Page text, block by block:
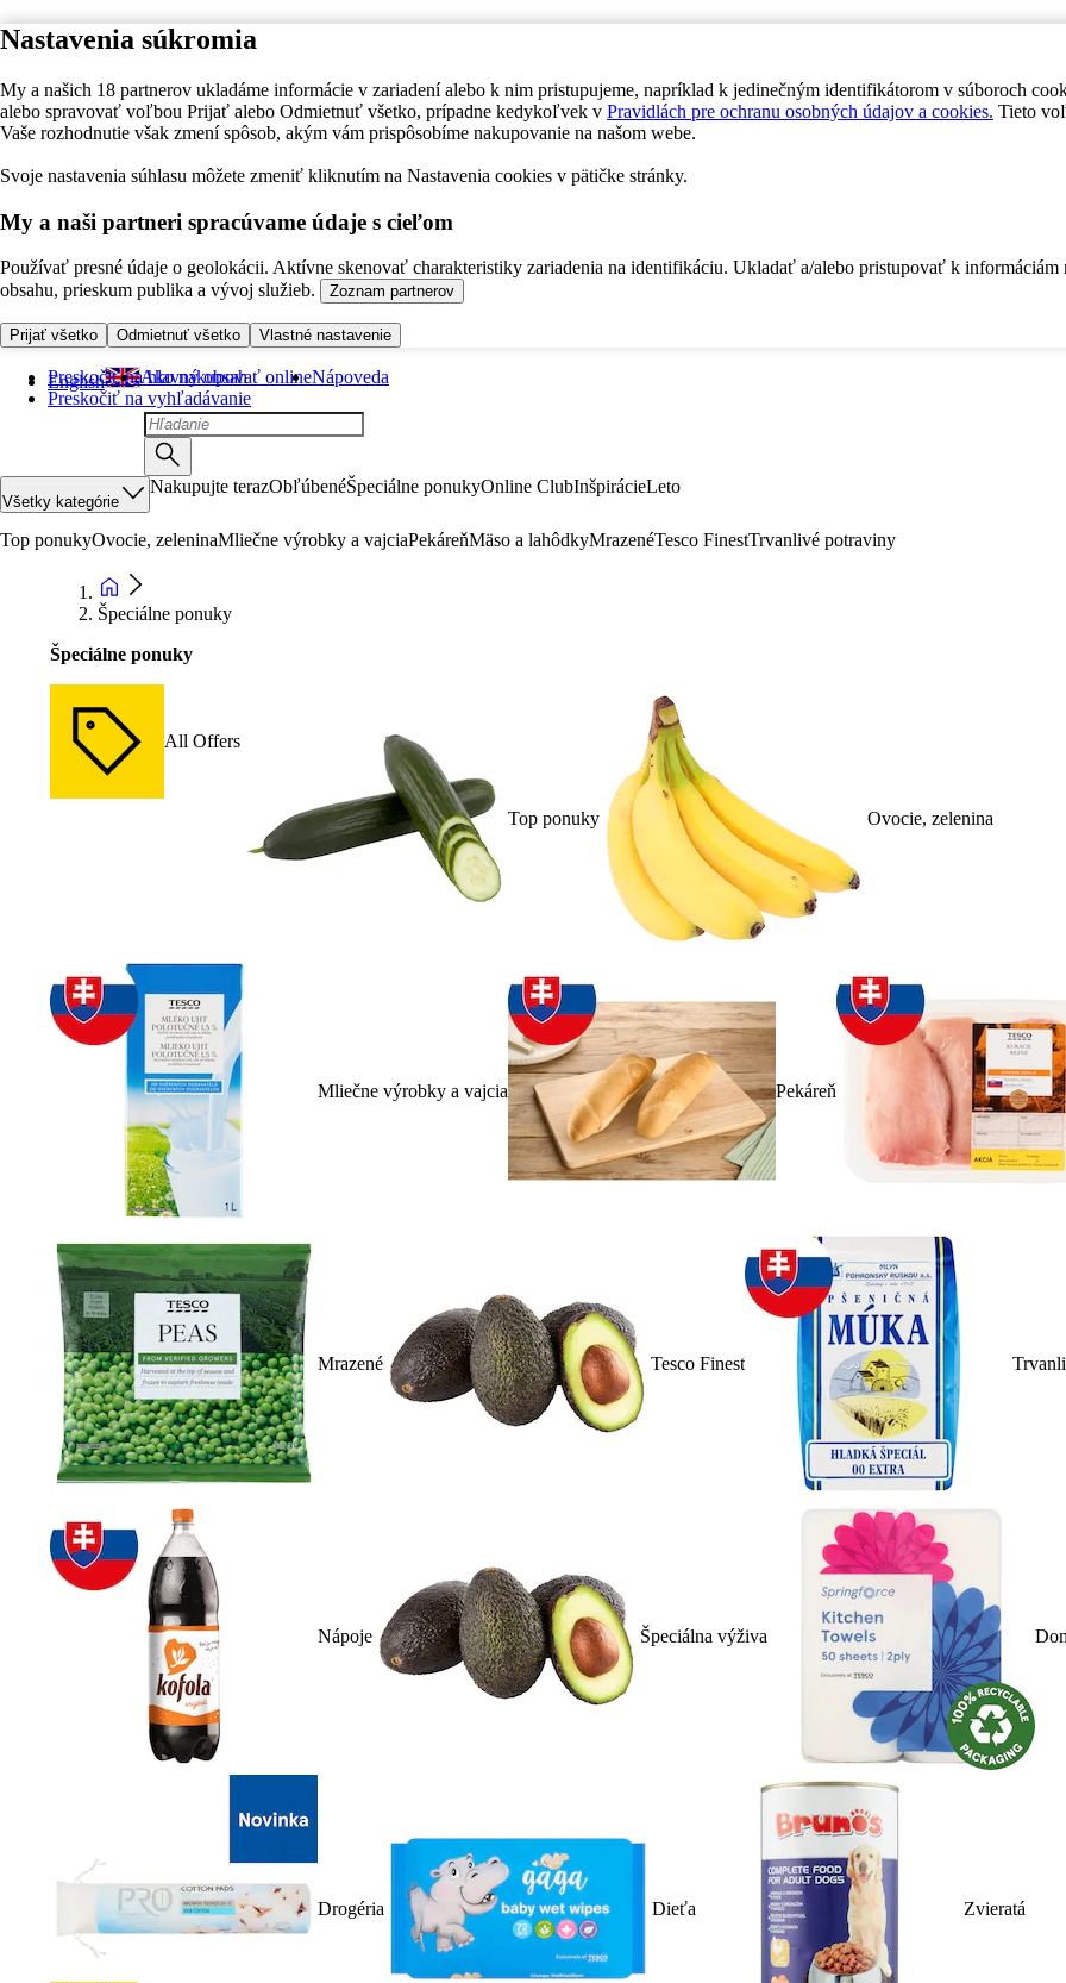
Nastavenia súkromia
My a našich 18 partnerov ukladáme informácie v zariadení alebo k nim pristupujeme, napríklad k jedinečným identifikátorom v súboroch
alebo spravovať voľbou Prijať alebo Odmietnuť všetko, prípadne kedykoľvek v Pravidlách pre ochranu osobných údajov a cookies. Tieto
Vaše rozhodnutie však zmení spôsob, akým vám prispôsobíme nakupovanie na našom webe.
Svoje nastavenia súhlasu môžete zmeniť kliknutím na Nastavenia cookies v pätičke stránky.
My a naši partneri spracúvame údaje s cieľom
Používať presné údaje o geolokácii. Aktívne skenovať charakteristiky zariadenia na identifikáciu. Ukladať a/alebo pristupovať k informáciám
obsahu, prieskum publika a vývoj služieb.
Zoznam partnerov
Prijať všetko Odmietnuť všetko Vlastné nastavenie
Preskočiť na hlavný obsah
Preskočiť na vyhľadávanie
English Ako nakupovať onlineNápoveda
Všetky kategórie
Nakupujte terazObľúbenéŠpeciálne ponukyOnline ClubInšpirácieLeto
Top ponukyOvocie, zeleninaMliečne výrobky a vajciaPekáreňMäso a lahôdkyMrazenéTesco FinestTrvanlivé potraviny
Špeciálne ponuky
Špeciálne ponuky
All Offers
Top ponuky Ovocie, zelenina
Mliečne výrobky a vajcia Pekáreň
Mrazené Tesco Finest
Nápoje Špeciálna výživa
Drogéria Dieťa Zvieratá